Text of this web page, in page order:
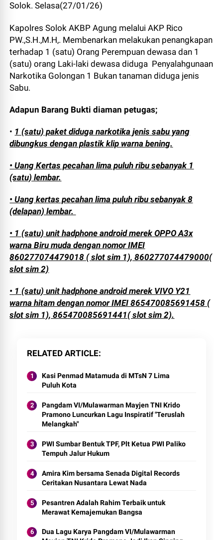
Solok. Selasa(27/01/26)
Kapolres Solok AKBP Agung melalui AKP Rico
PW.,S.H.,M.H,. Membenarkan melakukan penangkapan
terhadap 1 (satu) Orang Perempuan dewasa dan 1
(satu) orang Laki-laki dewasa diduga Penyalahgunaan
Narkotika Golongan 1 Bukan tanaman diduga jenis
Sabu.
Adapun Barang Bukti diaman petugas;
• 1 (satu) paket diduga narkotika jenis sabu yang
dibungkus dengan plastik klip warna bening.
• Uang Kertas pecahan lima puluh ribu sebanyak 1
(satu) lembar.
• Uang kertas pecahan lima puluh ribu sebanyak 8
(delapan) lembar.
• 1 (satu) unit hadphone android merek OPPO A3x
warna Biru muda dengan nomor IMEI
860277074479018 ( slot sim 1), 860277074479000(
slot sim 2)
• 1 (satu) unit hadphone android merek VIVO Y21
warna hitam dengan nomor IMEI 865470085691458 (
slot sim 1), 865470085691441( slot sim 2).
RELATED ARTICLE
Kasi Penmad Matamuda di MTsN 7 Lima
Puluh Kota
Pangdam VI/Mulawarman Mayjen TNI Krido
Pramono Luncurkan Lagu Inspiratif "Teruslah
Melangkah"
PWI Sumbar Bentuk TPF, Plt Ketua PWI Paliko
Tempuh Jalur Hukum
Amira Kim bersama Senada Digital Records
Ceritakan Nusantara Lewat Nada
Pesantren Adalah Rahim Terbaik untuk
Merawat Kemajemukan Bangsa
Dua Lagu Karya Pangdam VI/Mulawarman